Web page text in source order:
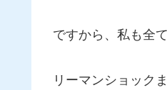
ですから、私も全
リーマンショック